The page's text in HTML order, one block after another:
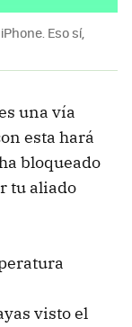
Eso sí,
una vía
esta hará
bloqueado
tu aliado
visto el